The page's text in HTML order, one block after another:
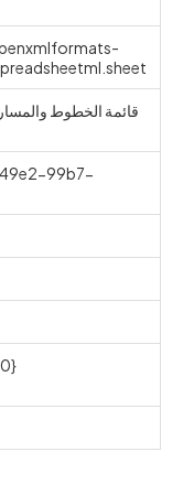
قائمة الخطوط
99b7-